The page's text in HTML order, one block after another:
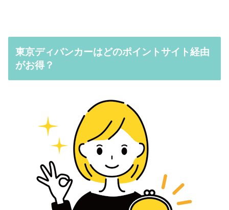
東京ディバンカーはどのポイントサイト経由
がお得？